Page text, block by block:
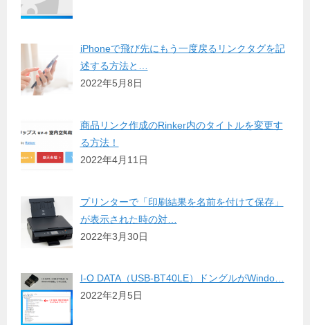
iPhoneで飛び先にもう一度戻るリンクタグを記
述する方法と…
2022年5月8日
商品リンク作成のRinker内のタイトルを変更す
る方法！
2022年4月11日
プリンターで「印刷結果を名前を付けて保存」
が表示された時の対…
2022年3月30日
I-O DATA（USB-BT40LE）ドングルがWindo…
2022年2月5日